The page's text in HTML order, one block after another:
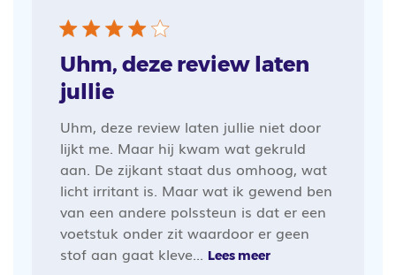
Uhm, deze review laten
jullie
Uhm, deze review laten jullie niet door
lijkt me. Maar hij kwam wat gekruld
aan. De zijkant staat dus omhoog, wat
licht irritant is. Maar wat ik gewend ben
van een andere polssteun is dat er een
voetstuk onder zit waardoor er geen
stof aan gaat kleve...
Lees meer